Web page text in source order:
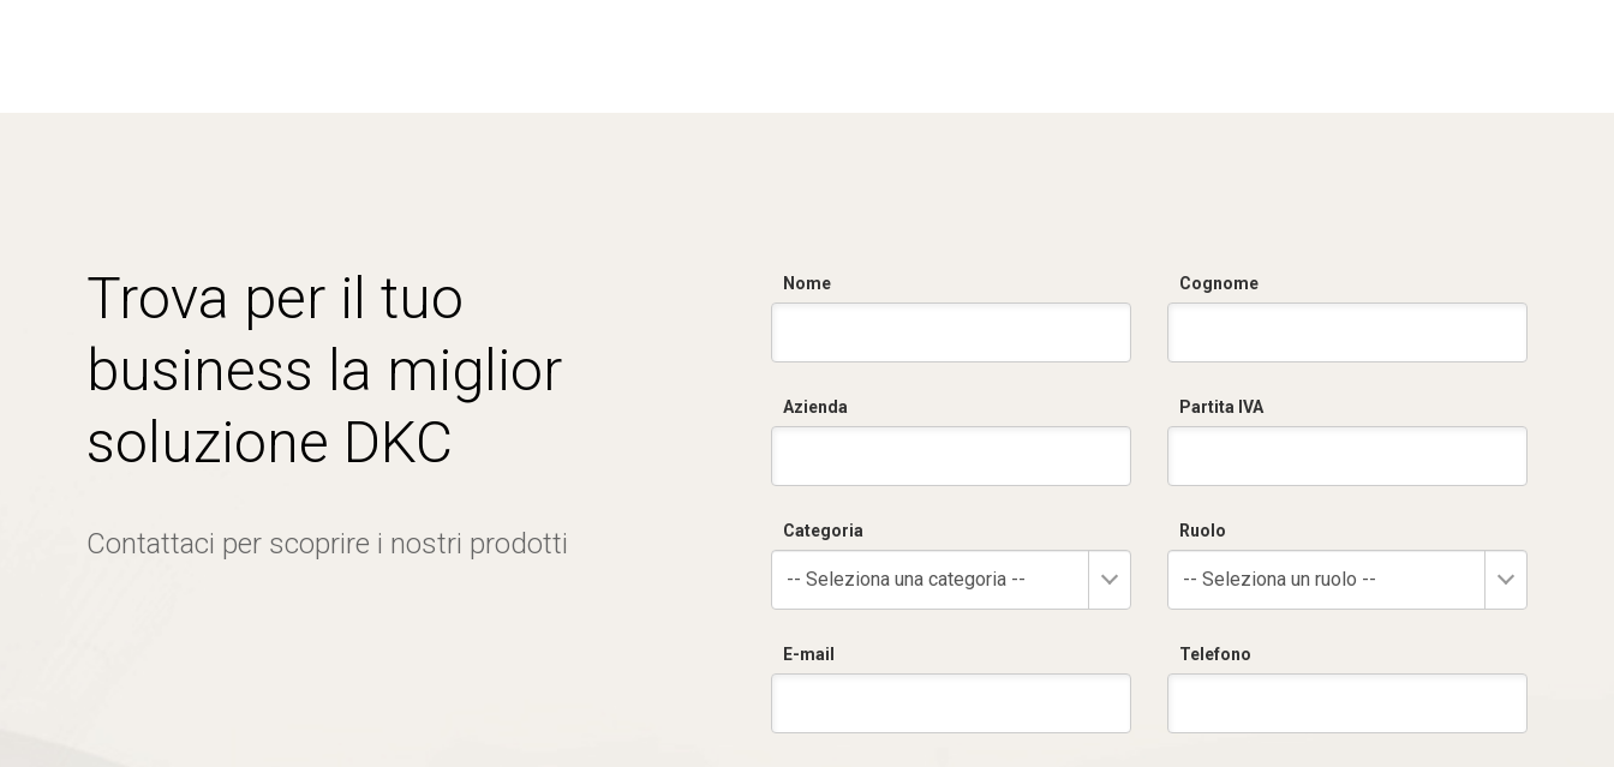
Trova per il tuo
business la miglior
soluzione DKC
Contattaci per scoprire i nostri prodotti
Nome Cognome
Azienda Partita IVA
Categoria
-- Seleziona una categoria --
Ruolo
-- Seleziona un ruolo --
E-mail Telefono